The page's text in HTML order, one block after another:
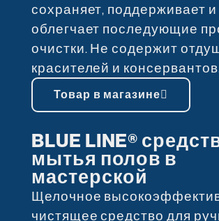
сохраняет, поддерживает и
облегчает последующие
очистки. Не содержит
красителей и
Товар в магазине
BLUE LINE®
мытья полов в
мастерской
Щелочное
чистящее средство для